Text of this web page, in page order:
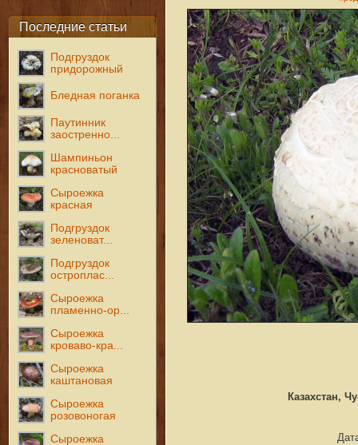
Последние статьи
Подгруздок
придорожный
Бледная поганка
Паутинник
заостренно...
Шампиньон
красноватый
Сыроежка
красная
Подгруздок
зеленоват...
Подгруздок
остроплас...
Сыроежка
пламенно-ор...
Сыроежка
кроваво-кра...
Сыроежка
каштановая
Сыроежка
розовоногая
Сыроежка
Казахстан,